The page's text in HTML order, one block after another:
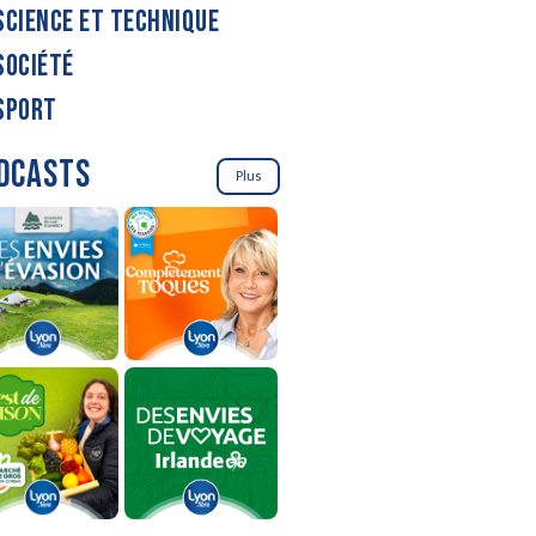
ET TECHNIQUE
Plus